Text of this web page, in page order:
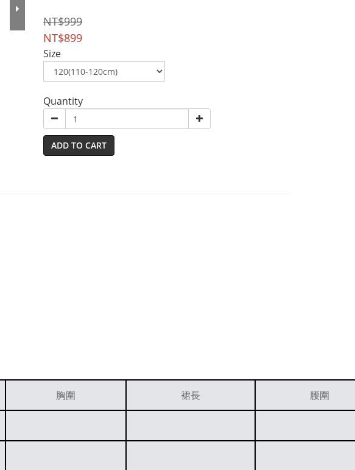
NT$999
NT$899
Size
Quantity
ADD TO CART
胸圍 裙長 腰圍